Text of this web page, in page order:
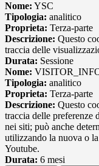
Nome: YSC
Tipologia: analitico
Proprieta: Terza-parte
Descrizione: Questo
traccia delle
Durata: Sessione
Nome:
Tipologia: analitico
Proprieta: Terza-parte
Descrizione: Questo
traccia delle preferenze
nei siti; può anche
utilizzando la nuova o
Youtube.
Durata: 6 mesi